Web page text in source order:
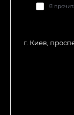
Я
г. Киев,